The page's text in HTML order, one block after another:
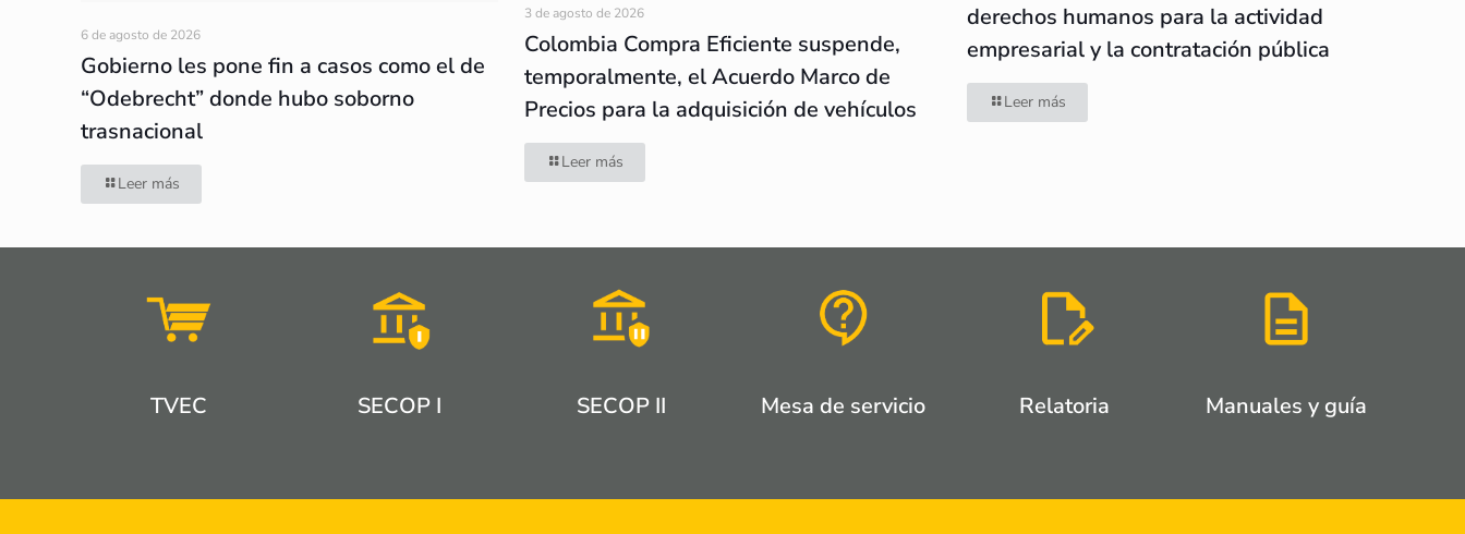
6 de agosto de 2026
Gobierno les pone fin a casos como el de
“Odebrecht” donde hubo soborno
trasnacional
Leer más
3 de agosto de 2026
Colombia Compra Eficiente suspende,
temporalmente, el Acuerdo Marco de
Precios para la adquisición de vehículos
Leer más
derechos humanos para la actividad
empresarial y la contratación pública
Leer más
TVEC SECOP I SECOP II Mesa de servicio Relatoria Manuales y guía